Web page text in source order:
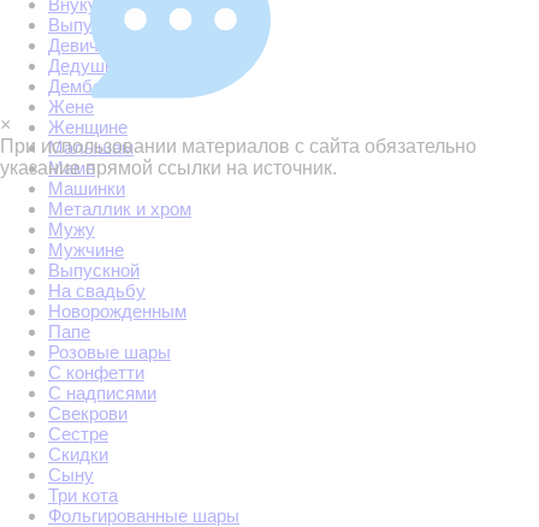
Внуку
Выпускной
Девичник
Дедушке
Дембель
Жене
Женщине
Малышам
Маме
Машинки
Металлик и хром
Мужу
Мужчине
Выпускной
На свадьбу
Новорожденным
Папе
Розовые шары
С конфетти
С надписями
Свекрови
Сестре
Скидки
Сыну
Три кота
Фольгированные шары
×
При использовании материалов с сайта обязательно
указание прямой ссылки на источник.